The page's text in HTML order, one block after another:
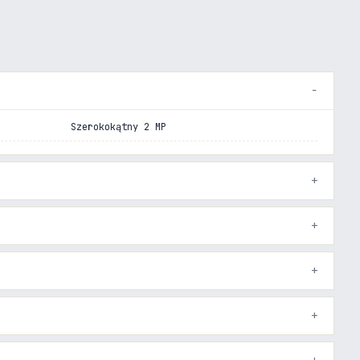
Szerokokątny 2 MP